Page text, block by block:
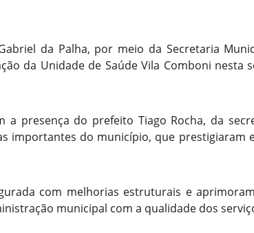
da Palha, por meio da Secretaria
da Unidade de Saúde Vila Comboni nesta
a presença do prefeito Tiago Rocha, da
importantes do município, que prestigiaram
com melhorias estruturais e
municipal com a qualidade dos